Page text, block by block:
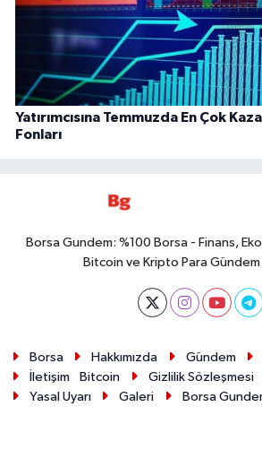
Yatırımcısına Temmuzda En Çok
Fonları
Borsa Gundem: %100 Borsa - Finans,
Bitcoin ve Kripto Para
Borsa Hakkımızda Gündem
İletişim
Bitcoin Gizlilik Sözleşmesi
Yasal Uyarı
Galeri Borsa